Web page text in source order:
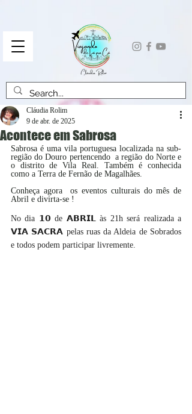
Acontece em Sabrosa
Cláudia Rolim
9 de abr. de 2025
Sabrosa é uma vila portuguesa localizada na sub-
região do Douro pertencendo  a região do Norte e
o distrito de Vila Real. Também é conhecida
como a Terra de Fernão de Magalhães.
Conheça agora  os eventos culturais do mês de
Abril e divirta-se !
No dia 𝟭𝟬 de 𝗔𝗕𝗥𝗜𝗟 às 21h será realizada a
𝗩𝗜𝗔 𝗦𝗔𝗖𝗥𝗔 pelas ruas da Aldeia de Sobrados
e todos podem participar livremente.